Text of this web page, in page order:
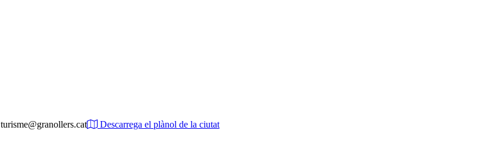
turisme@granollers.cat
Descarrega el plànol de la ciutat